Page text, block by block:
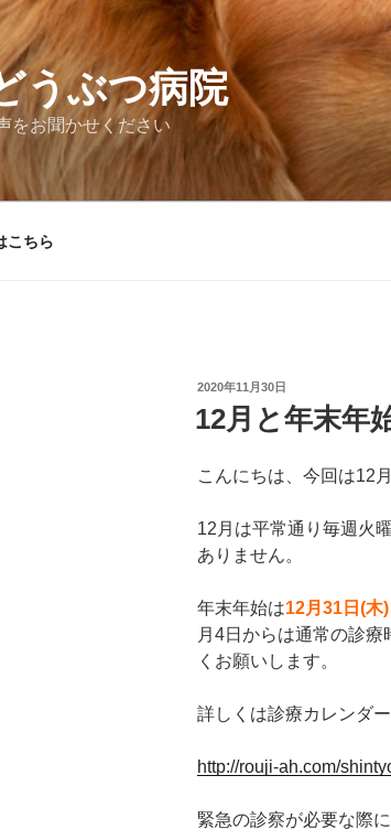
うぶつ病院
をお聞かせください
こちら
投
日:
2020年11月30日
12月と年末年
こんにちは、今回は12
12月は平常通り毎週火
ありません。
年末年始は12月31日(木
月4日からは通常の診
くお願いします。
詳しくは診療カレンダー
http://rouji-ah.com/
緊急の診察が必要な際